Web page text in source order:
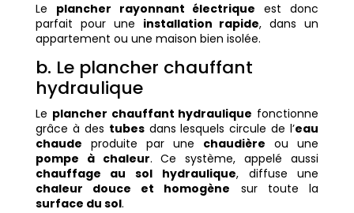
Le plancher rayonnant électrique est donc
parfait pour une installation rapide, dans un
appartement ou une maison bien isolée.
b. Le plancher chauffant
hydraulique
Le plancher chauffant hydraulique fonctionne
grâce à des tubesdans lesquels circule de l’eau
chaude produite par une chaudière ou une
pompe à chaleur. Ce système, appelé aussi
chauffage au sol hydraulique, diffuse une
chaleur douce et homogène sur toute la
surface du sol.